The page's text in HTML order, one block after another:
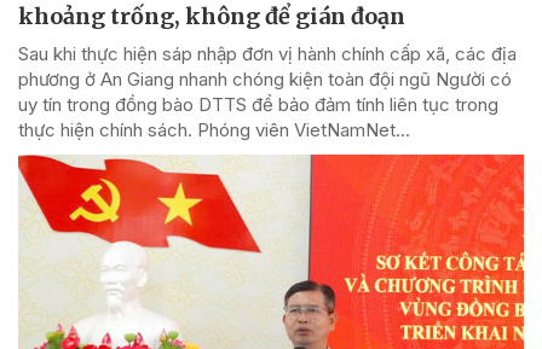
khoảng trống, không để gián đoạn
Sau khi thực hiện sáp nhập đơn vị hành chính cấp xã, các địa
phương ở An Giang nhanh chóng kiện toàn đội ngũ Người có
uy tín trong đồng bào DTTS để bảo đảm tính liên tục trong
thực hiện chính sách. Phóng viên VietNamNet...